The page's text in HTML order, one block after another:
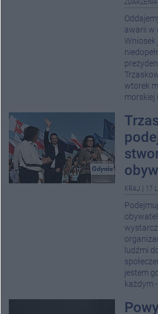
ZDARZENIA
awarii w
Wniosek
wtorek
morskiej
KRAJ 17
ludźmi
jestem
każdym